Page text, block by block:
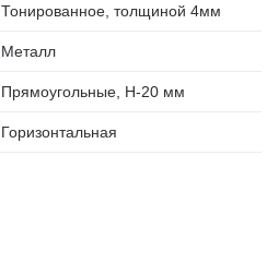
Тонированное, толщиной 4мм
Металл
Прямоугольные, Н-20 мм
Горизонтальная